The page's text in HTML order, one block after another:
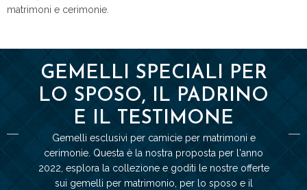
matrimoni e cerimonie.
GEMELLI SPECIALI PER
LO SPOSO, IL PADRINO
E IL TESTIMONE
Gemelli esclusivi per camicie per matrimoni e
cerimonie. Questa è la nostra proposta per l'anno
2022, esplora la collezione e goditi le nostre offerte
sui gemelli per matrimonio, per lo sposo e il